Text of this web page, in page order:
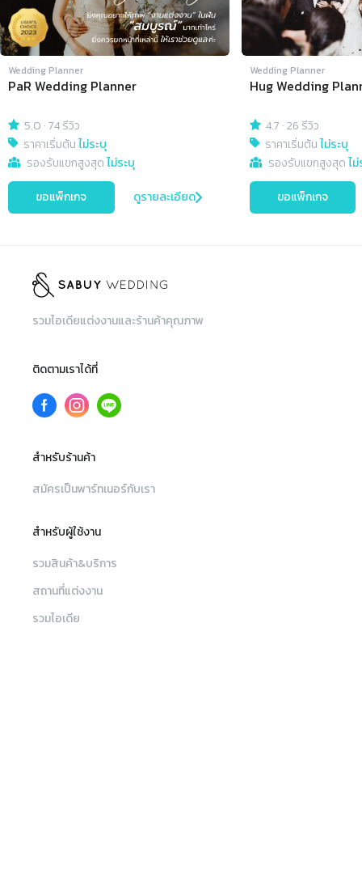
Wedding Planner
PaR Wedding Planner
5.0 ·74 รีวิว
ราคาเริ่มต้นไม่ระบุ
รองรับแขกสูงสุดไม่ระบุ
ขอแพ็กเกจ ดูรายละเอียด
Wedding Planner
Hug Wedding
4.7 ·26 รีวิว
ราคาเริ่มต้นไม่ระบุ
รองรับแขกสูงสุดไ
ขอแพ็กเกจ
รวมไอเดียแต่งงานและร้านค้าคุณภาพ
ติดตามเราได้ที่
สำหรับร้านค้า
สมัครเป็นพาร์ทเนอร์กับเรา
สำหรับผู้ใช้งาน
รวมสินค้า&บริการ
สถานที่แต่งงาน
รวมไอเดีย